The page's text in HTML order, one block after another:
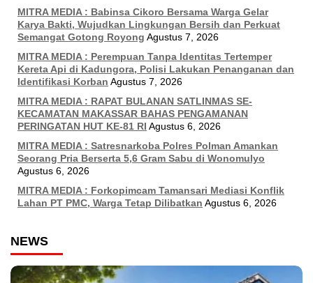
MITRA MEDIA : Babinsa Cikoro Bersama Warga Gelar
Karya Bakti, Wujudkan Lingkungan Bersih dan Perkuat
Semangat Gotong Royong Agustus 7, 2026
MITRA MEDIA : Perempuan Tanpa Identitas Tertemper
Kereta Api di Kadungora, Polisi Lakukan Penanganan dan
Identifikasi Korban Agustus 7, 2026
MITRA MEDIA : RAPAT BULANAN SATLINMAS SE-
KECAMATAN MAKASSAR BAHAS PENGAMANAN
PERINGATAN HUT KE-81 RI Agustus 6, 2026
MITRA MEDIA : Satresnarkoba Polres Polman Amankan
Seorang Pria Berserta 5,6 Gram Sabu di Wonomulyo
Agustus 6, 2026
MITRA MEDIA : Forkopimcam Tamansari Mediasi Konflik
Lahan PT PMC, Warga Tetap Dilibatkan Agustus 6, 2026
NEWS